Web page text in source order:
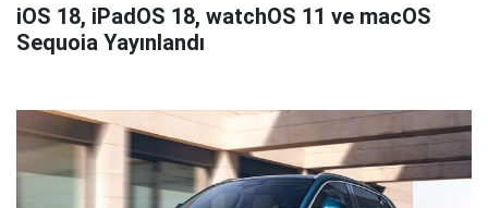
iOS 18, iPadOS 18, watchOS 11 ve macOS
Sequoia Yayınlandı